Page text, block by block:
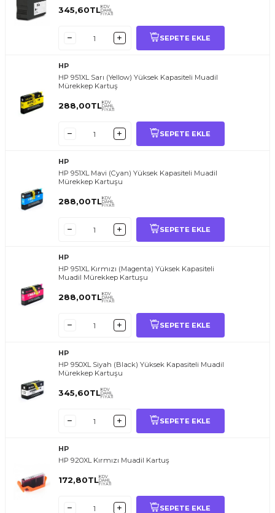
345,60TLKDV
DAHİL
FİYATI
SEPETE EKLE
HP
HP 951XL Sarı (Yellow) Yüksek Kapasiteli Muadil
Mürekkep Kartuş
288,00TLKDV
DAHİL
FİYATI
SEPETE EKLE
HP
HP 951XL Mavi (Cyan) Yüksek Kapasiteli Muadil
Mürekkep Kartuşu
288,00TLKDV
DAHİL
FİYATI
SEPETE EKLE
HP
HP 951XL Kırmızı (Magenta) Yüksek Kapasiteli
Muadil Mürekkep Kartuşu
288,00TLKDV
DAHİL
FİYATI
SEPETE EKLE
HP
HP 950XL Siyah (Black) Yüksek Kapasiteli Muadil
Mürekkep Kartuşu
345,60TLKDV
DAHİL
FİYATI
SEPETE EKLE
HP
HP 920XL Kırmızı Muadil Kartuş
172,80TLKDV
DAHİL
FİYATI
SEPETE EKLE